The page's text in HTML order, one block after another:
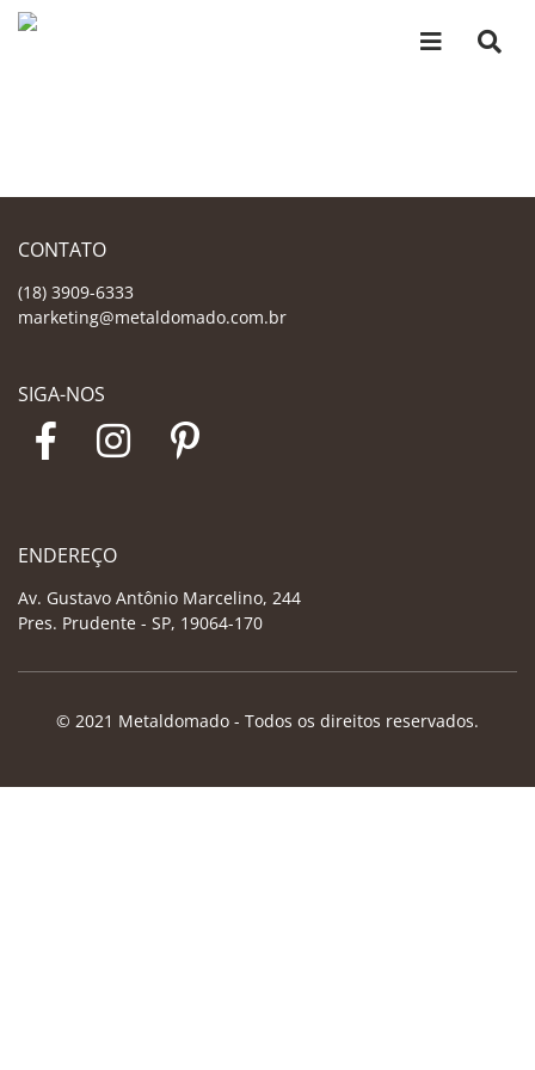
CONTATO
(18) 3909-6333
marketing@metaldomado.com.br
SIGA-NOS
ENDEREÇO
Av. Gustavo Antônio Marcelino, 244
Pres. Prudente - SP, 19064-170
© 2021 Metaldomado - Todos os direitos reservados.